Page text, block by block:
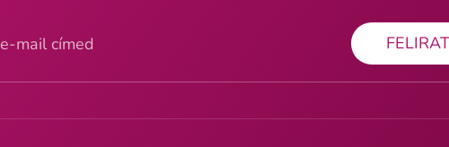
e-mail címed